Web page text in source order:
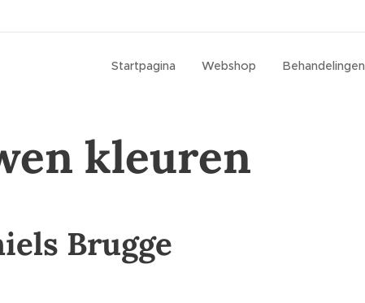
Startpagina Webshop Behandelingen
kleuren
Brugge